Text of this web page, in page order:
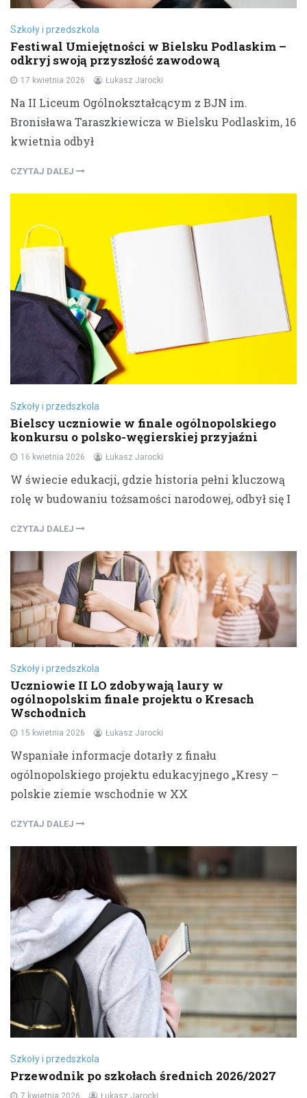
Szkoły i przedszkola
Festiwal Umiejętności w Bielsku Podlaskim –
odkryj swoją przyszłość zawodową
17 kwietnia 2026 Łukasz Jarocki
Na II Liceum Ogólnokształcącym z BJN im.
Bronisława Taraszkiewicza w Bielsku Podlaskim, 16
kwietnia odbył
CZYTAJ DALEJ
Szkoły i przedszkola
Bielscy uczniowie w finale ogólnopolskiego
konkursu o polsko-węgierskiej przyjaźni
16 kwietnia 2026 Łukasz Jarocki
W świecie edukacji, gdzie historia pełni kluczową
rolę w budowaniu tożsamości narodowej, odbył się I
CZYTAJ DALEJ
Szkoły i przedszkola
Uczniowie II LO zdobywają laury w
ogólnopolskim finale projektu o Kresach
Wschodnich
15 kwietnia 2026 Łukasz Jarocki
Wspaniałe informacje dotarły z finału
ogólnopolskiego projektu edukacyjnego „Kresy –
polskie ziemie wschodnie w XX
CZYTAJ DALEJ
Szkoły i przedszkola
Przewodnik po szkołach średnich 2026/2027
7 kwietnia 2026 Łukasz Jarocki